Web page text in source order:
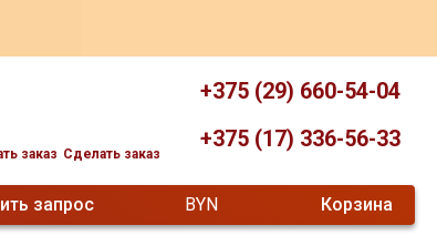
заказ Сделать заказ
+375 (29) 660-54-04
+375 (17) 336-56-33
запрос BYN Корзина